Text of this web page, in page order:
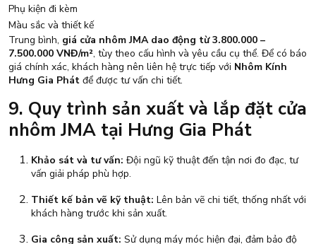
Phụ kiện đi kèm
Màu sắc và thiết kế
Trung bình, giá cửa nhôm JMA dao động từ 3.800.000 –
7.500.000 VNĐ/m², tùy theo cấu hình và yêu cầu cụ thể. Để có báo
giá chính xác, khách hàng nên liên hệ trực tiếp với Nhôm Kính
Hưng Gia Phát để được tư vấn chi tiết.
9. Quy trình sản xuất và lắp đặt cửa
nhôm JMA tại Hưng Gia Phát
Khảo sát và tư vấn: Đội ngũ kỹ thuật đến tận nơi đo đạc, tư
vấn giải pháp phù hợp.
Thiết kế bản vẽ kỹ thuật: Lên bản vẽ chi tiết, thống nhất với
khách hàng trước khi sản xuất.
Gia công sản xuất: Sử dụng máy móc hiện đại, đảm bảo độ